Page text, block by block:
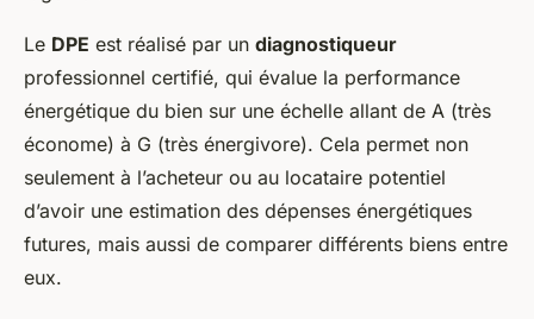
Le DPE est réalisé par un diagnostiqueur
professionnel certifié, qui évalue la performance
énergétique du bien sur une échelle allant de A (très
économe) à G (très énergivore). Cela permet non
seulement à l’acheteur ou au locataire potentiel
d’avoir une estimation des dépenses énergétiques
futures, mais aussi de comparer différents biens entre
eux.